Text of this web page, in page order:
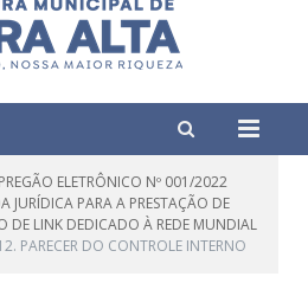
PREGÃO ELETRÔNICO Nº 001/2022
JURÍDICA PARA A PRESTAÇÃO DE
DE LINK DEDICADO À REDE MUNDIAL
PARECER DO CONTROLE INTERNO